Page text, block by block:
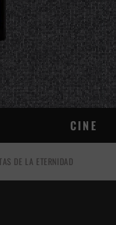
CINE
DE LA ETERNIDAD